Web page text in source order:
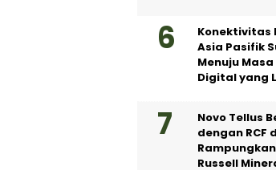
Konektivitas
Asia Pasifik
Menuju
Digital yang
Novo Tellus
dengan RCF
Russell